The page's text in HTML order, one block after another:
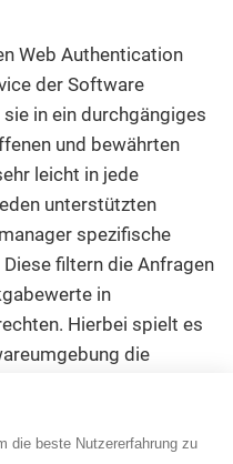
Web Authentication
der Software
in ein durchgängiges
und bewährten
leicht in jede
unterstützten
spezifische
filtern die Anfragen
in
Hierbei spielt es
die
verwendet der
XACML. Die
die beste Nutzererfahrung zu